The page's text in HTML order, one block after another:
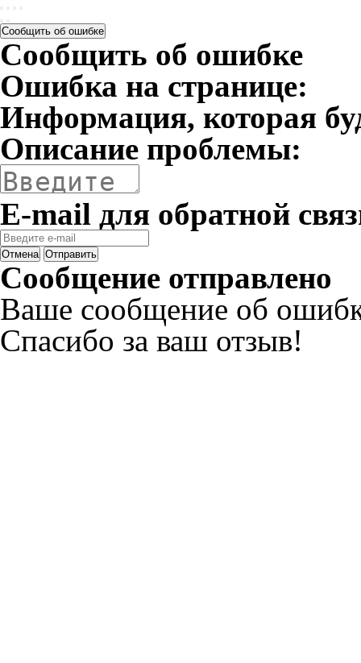
Сообщить об ошибке
Сообщить об ошибке
Ошибка на странице:
Информация, которая
Описание проблемы:
E-mail для обратной
Отмена Отправить
Сообщение отправлено
Ваше сообщение об
Спасибо за ваш отзыв!